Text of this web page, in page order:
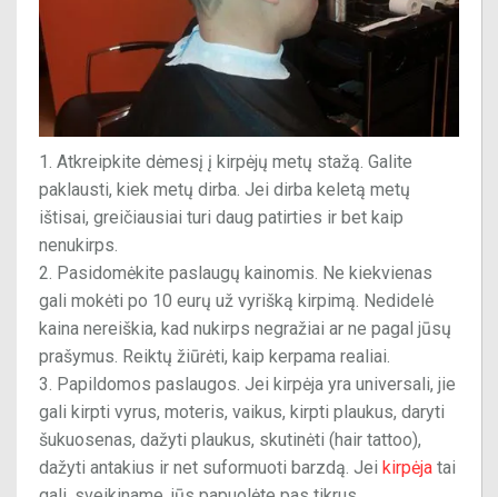
Atkreipkite dėmesį į kirpėjų metų stažą. Galite
paklausti, kiek metų dirba. Jei dirba keletą metų
ištisai, greičiausiai turi daug patirties ir bet kaip
nenukirps.
Pasidomėkite paslaugų kainomis. Ne kiekvienas
gali mokėti po 10 eurų už vyrišką kirpimą. Nedidelė
kaina nereiškia, kad nukirps negražiai ar ne pagal jūsų
prašymus. Reiktų žiūrėti, kaip kerpama realiai.
Papildomos paslaugos. Jei kirpėja yra universali, jie
gali kirpti vyrus, moteris, vaikus, kirpti plaukus, daryti
šukuosenas, dažyti plaukus, skutinėti (hair tattoo),
dažyti antakius ir net suformuoti barzdą. Jei kirpėja tai